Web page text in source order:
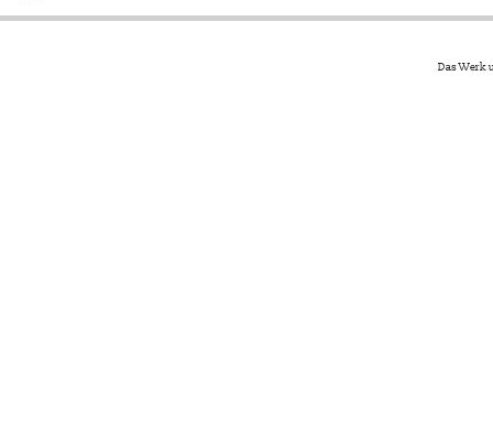
Das Werk